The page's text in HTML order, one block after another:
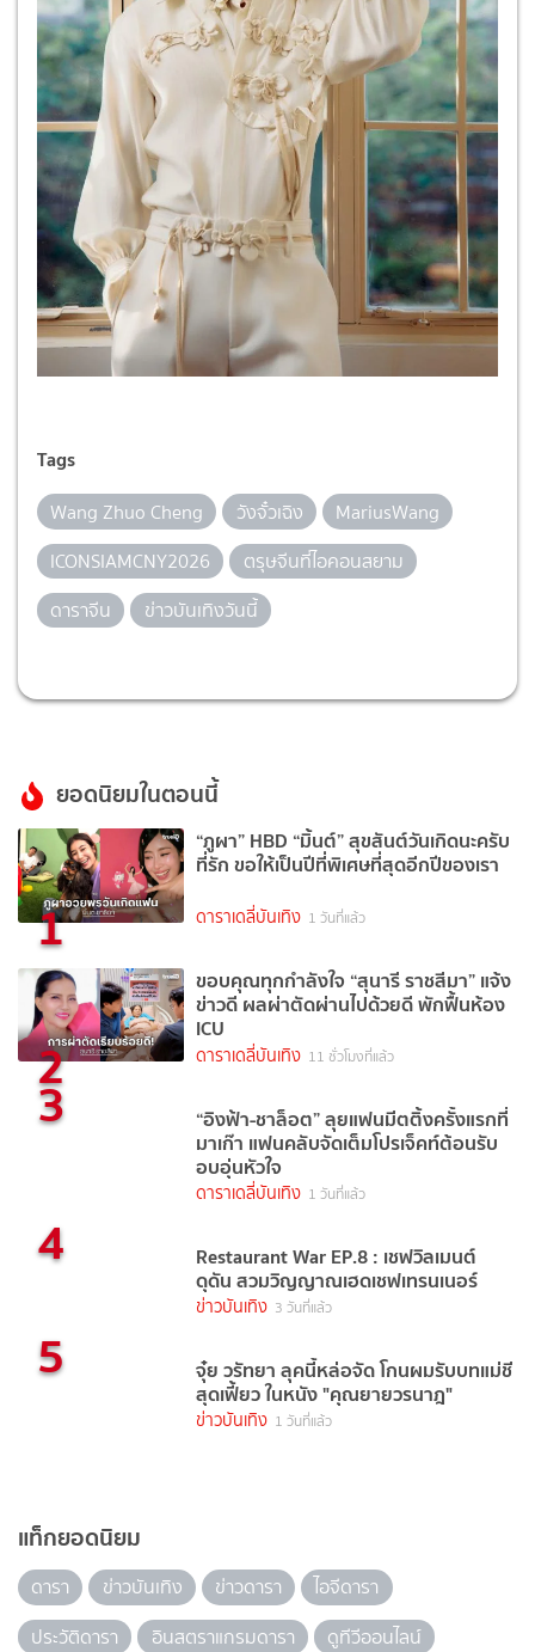
Tags
Wang Zhuo Cheng วังจั๋วเฉิง
MariusWang
ICONSIAMCNY2026
ตรุษจีนที่ไอคอนสยาม
ดาราจีน
ข่าวบันเทิงวันนี้
ยอดนิยมในตอนนี้
1
“ภูผา” HBD “มิ้นต์” สุขสันต์วันเกิดนะครับ
ที่รัก ขอให้เป็นปีที่พิเศษที่สุดอีกปีของเรา
ดาราเดลี่บันเทิง 1 วันที่แล้ว
2
ขอบคุณทุกกำลังใจ “สุนารี ราชสีมา” แจ้ง
ข่าวดี ผลผ่าตัดผ่านไปด้วยดี พักฟื้นห้อง
ICU
ดาราเดลี่บันเทิง 11 ชั่วโมงที่แล้ว
3 “อิงฟ้า-ชาล็อต” ลุยแฟนมีตติ้งครั้งแรกที่
มาเก๊า แฟนคลับจัดเต็มโปรเจ็คท์ต้อนรับ
อบอุ่นหัวใจ
ดาราเดลี่บันเทิง 1 วันที่แล้ว
4 Restaurant War EP.8 : เชฟวิลเมนต์
ดุดัน สวมวิญญาณเฮดเชฟเทรนเนอร์
ข่าวบันเทิง 3 วันที่แล้ว
5 จุ๋ย วรัทยา ลุคนี้หล่อจัด โกนผมรับบทแม่ชี
สุดเฟี้ยว ในหนัง "คุณยายวรนาฎ"
ข่าวบันเทิง 1 วันที่แล้ว
แท็กยอดนิยม
ดารา ข่าวบันเทิง ข่าวดารา
ไอจีดารา
ประวัติดารา
อินสตราแกรมดารา
ดูทีวีออนไลน์